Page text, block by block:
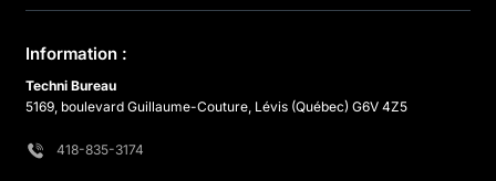
Information :
Techni Bureau
5169, boulevard Guillaume-Couture, Lévis (Québec) G6V 4Z5
418-835-3174